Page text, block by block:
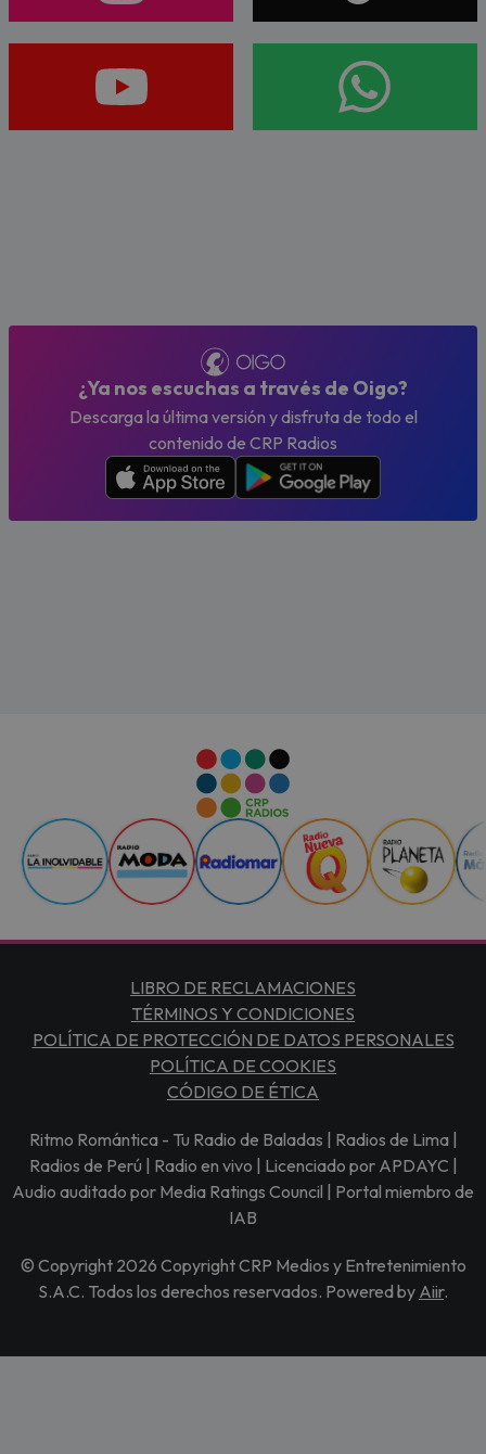
¿Ya nos escuchas a través de Oigo?
Descarga la última versión y disfruta de todo el
contenido de CRP Radios
LIBRO DE RECLAMACIONES
TÉRMINOS Y CONDICIONES
POLÍTICA DE PROTECCIÓN DE DATOS PERSONALES
POLÍTICA DE COOKIES
CÓDIGO DE ÉTICA
Ritmo Romántica - Tu Radio de Baladas | Radios de Lima |
Radios de Perú | Radio en vivo | Licenciado por APDAYC |
Audio auditado por Media Ratings Council | Portal miembro de
IAB
© Copyright 2026 Copyright CRP Medios y Entretenimiento
S.A.C. Todos los derechos reservados. Powered by Aiir.